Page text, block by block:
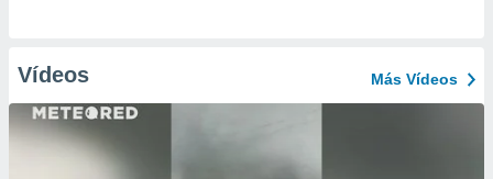
Vídeos Más Vídeos